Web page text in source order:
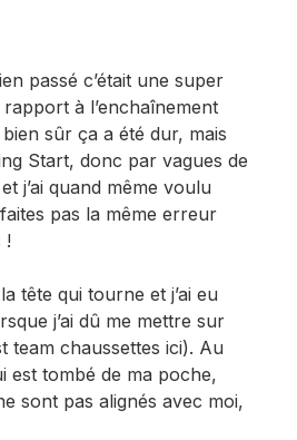
passé c’était une super
à l’enchaînement
sûr ça a été dur, mais
Start, donc par vagues de
j’ai quand même voulu
pas la même erreur
!
tête qui tourne et j’ai eu
j’ai dû me mettre sur
team chaussettes ici). Au
est tombé de ma poche,
sont pas alignés avec moi,